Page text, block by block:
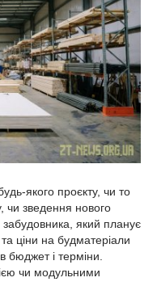
якого проєкту, чи то
чи зведення нового
який планує
ціни на будматеріали
бюджет і терміни.
чи модульними